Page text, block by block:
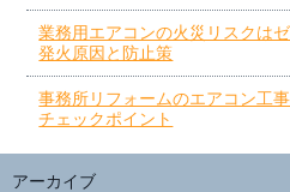
業務用エアコンの火災リスクは
発火原因と防止策
事務所リフォームのエアコン工
チェックポイント
アーカイブ